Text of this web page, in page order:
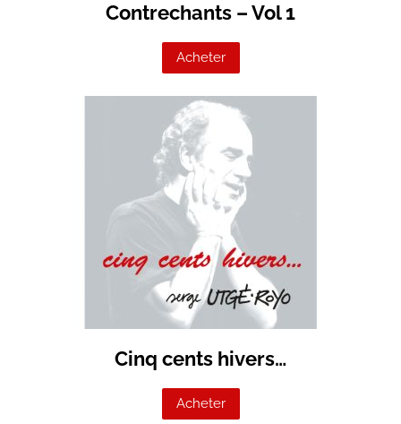
Contrechants – Vol 1
Acheter
Cinq cents hivers…
Acheter